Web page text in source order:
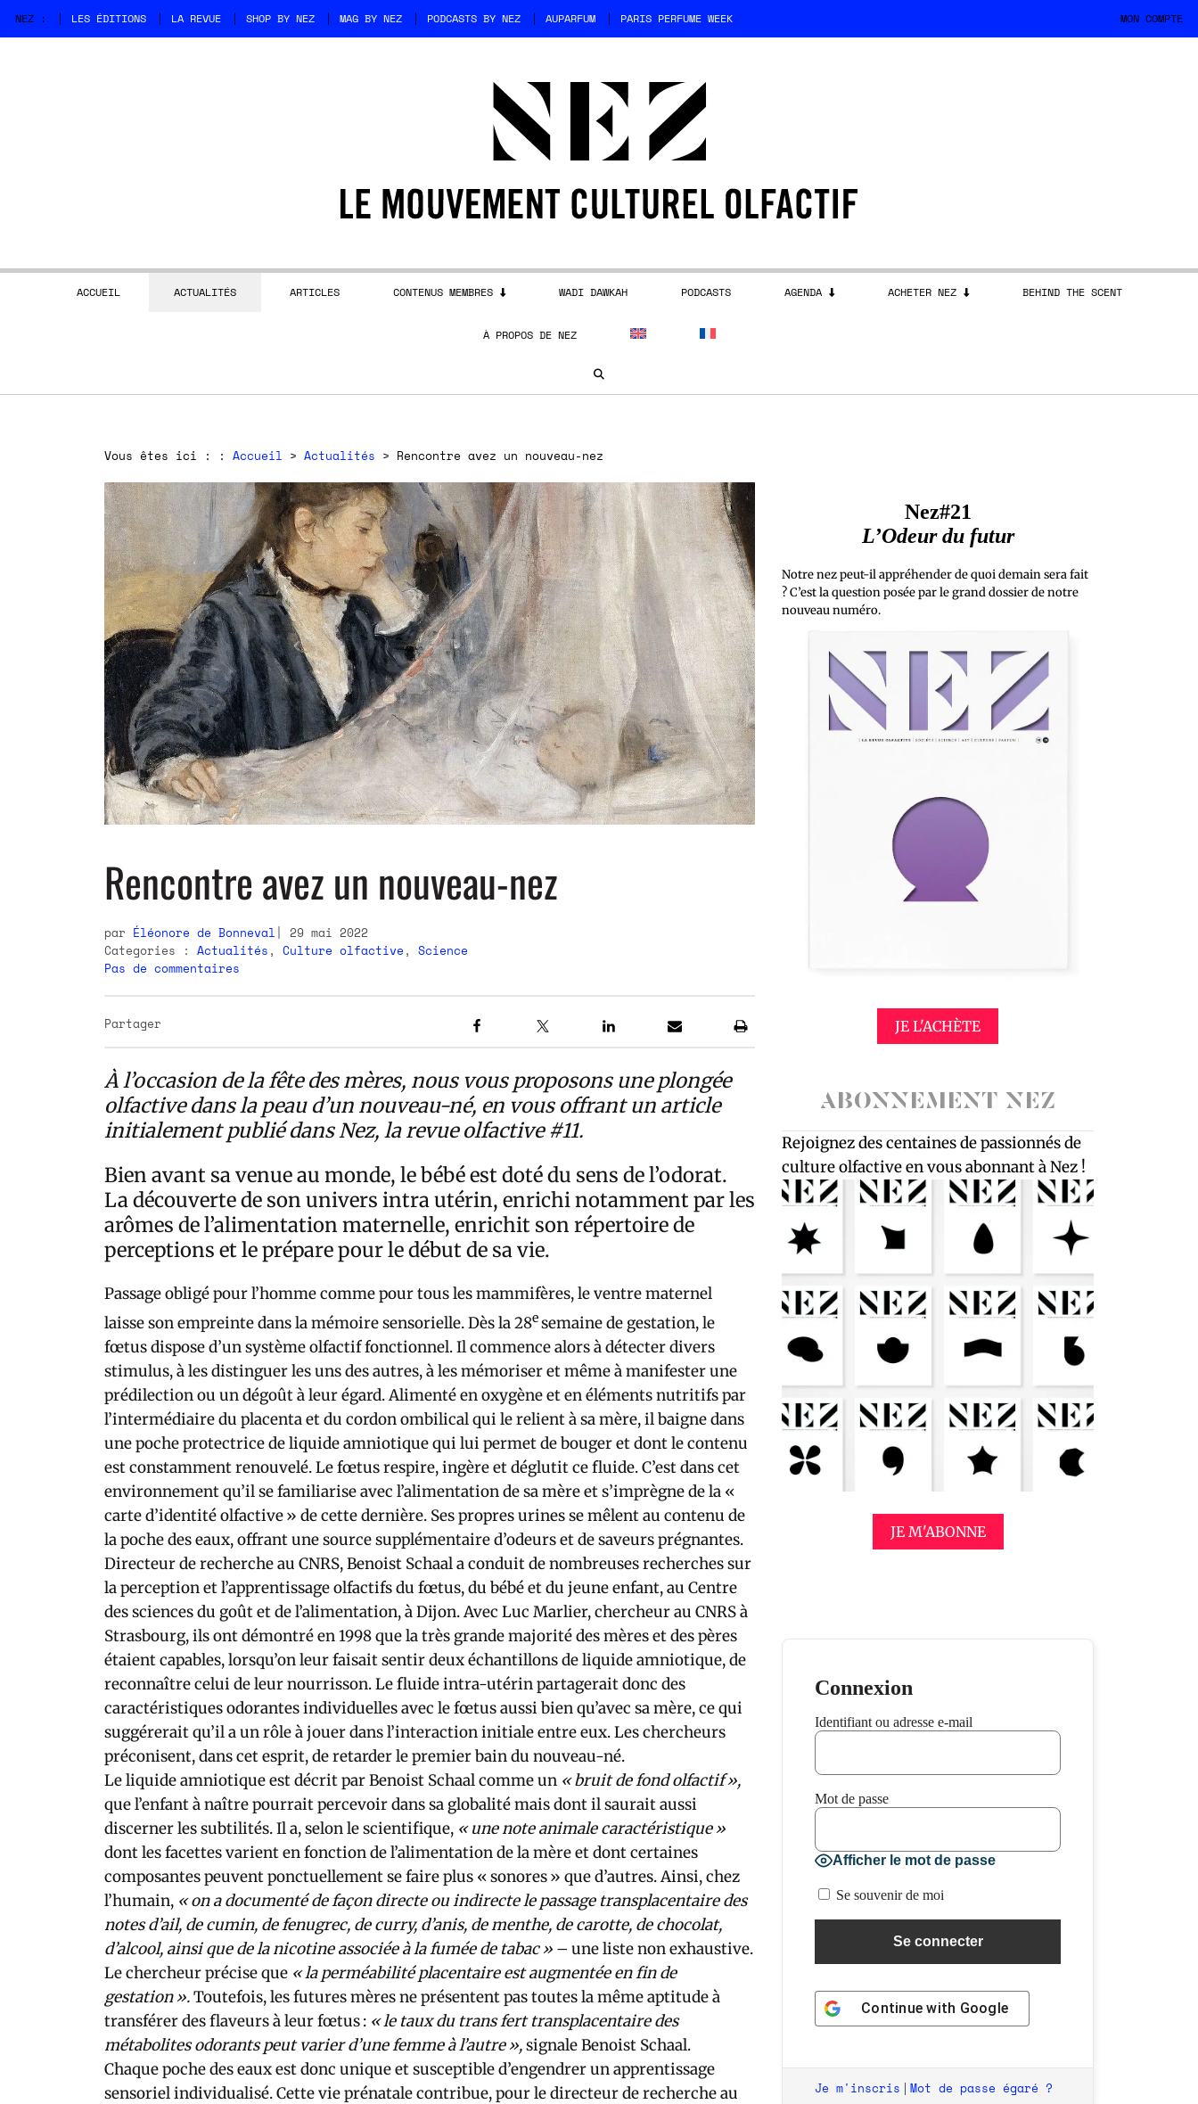
NEZ : LES ÉDITIONS LA REVUE SHOP BY NEZ MAG BY NEZ PODCASTS BY NEZ AUPARFUM PARIS PERFUME WEEK MON COMPTE
ACCUEIL ACTUALITÉS ARTICLES CONTENUS MEMBRES WADI DAWKAH PODCASTS AGENDA ACHETER NEZ BEHIND THE SCENT
À PROPOS DE NEZ
Vous êtes ici : : Accueil > Actualités > Rencontre avez un nouveau-nez
Rencontre avez un nouveau-nez
par Éléonore de Bonneval
29 mai 2022
Categories : Actualités , Culture olfactive , Science
Pas de commentaires
Partager
À l’occasion de la fête des mères, nous vous proposons une plongée
olfactive dans la peau d’un nouveau-né, en vous offrant un article
initialement publié dans Nez, la revue olfactive #11.
Bien avant sa venue au monde, le bébé est doté du sens de l’odorat.
La découverte de son univers intra utérin, enrichi notamment par les
arômes de l’alimentation maternelle, enrichit son répertoire de
perceptions et le prépare pour le début de sa vie.
Passage obligé pour l’homme comme pour tous les mammifères, le ventre maternel
laisse son empreinte dans la mémoire sensorielle. Dès la 28esemaine de gestation, le
fœtus dispose d’un système olfactif fonctionnel. Il commence alors à détecter divers
stimulus, à les distinguer les uns des autres, à les mémoriser et même à manifester une
prédilection ou un dégoût à leur égard. Alimenté en oxygène et en éléments nutritifs par
l’intermédiaire du placenta et du cordon ombilical qui le relient à sa mère, il baigne dans
une poche protectrice de liquide amniotique qui lui permet de bouger et dont le contenu
est constamment renouvelé. Le fœtus respire, ingère et déglutit ce fluide. C’est dans cet
environnement qu’il se familiarise avec l’alimentation de sa mère et s’imprègne de la «
carte d’identité olfactive » de cette dernière. Ses propres urines se mêlent au contenu de
la poche des eaux, offrant une source supplémentaire d’odeurs et de saveurs prégnantes.
Directeur de recherche au CNRS, Benoist Schaal a conduit de nombreuses recherches sur
la perception et l’apprentissage olfactifs du fœtus, du bébé et du jeune enfant, au Centre
des sciences du goût et de l’alimentation, à Dijon. Avec Luc Marlier, chercheur au CNRS à
Strasbourg, ils ont démontré en 1998 que la très grande majorité des mères et des pères
étaient capables, lorsqu’on leur faisait sentir deux échantillons de liquide amniotique, de
reconnaître celui de leur nourrisson. Le fluide intra-utérin partagerait donc des
caractéristiques odorantes individuelles avec le fœtus aussi bien qu’avec sa mère, ce qui
suggérerait qu’il a un rôle à jouer dans l’interaction initiale entre eux. Les chercheurs
préconisent, dans cet esprit, de retarder le premier bain du nouveau-né.
Le liquide amniotique est décrit par Benoist Schaal comme un « bruit de fond olfactif »,
que l’enfant à naître pourrait percevoir dans sa globalité mais dont il saurait aussi
discerner les subtilités. Il a, selon le scientifique, « une note animale caractéristique »
dont les facettes varient en fonction de l’alimentation de la mère et dont certaines
composantes peuvent ponctuellement se faire plus « sonores » que d’autres. Ainsi, chez
l’humain, « on a documenté de façon directe ou indirecte le passage transplacentaire des
notes d’ail, de cumin, de fenugrec, de curry, d’anis, de menthe, de carotte, de chocolat,
d’alcool, ainsi que de la nicotine associée à la fumée de tabac » – une liste non exhaustive.
Le chercheur précise que « la perméabilité placentaire est augmentée en fin de
gestation ».Toutefois, les futures mères ne présentent pas toutes la même aptitude à
transférer des flaveurs à leur fœtus : « le taux du trans fert transplacentaire des
métabolites odorants peut varier d’une femme à l’autre »,signale Benoist Schaal.
Chaque poche des eaux est donc unique et susceptible d’engendrer un apprentissage
sensoriel individualisé. Cette vie prénatale contribue, pour le directeur de recherche au
Nez#21
L’Odeur du futur
Notre nez peut-il appréhender de quoi demain sera fait
? C’est la question posée par le grand dossier de notre
nouveau numéro.
JE L'ACHÈTE
ABONNEMENT NEZ
Rejoignez des centaines de passionnés de
culture olfactive en vous abonnant à Nez !
JE M'ABONNE
Connexion
Identifiant ou adresse e-mail
Mot de passe
Afficher le mot de passe
Se souvenir de moi
Continue with Google
Je m'inscris | Mot de passe égaré ?